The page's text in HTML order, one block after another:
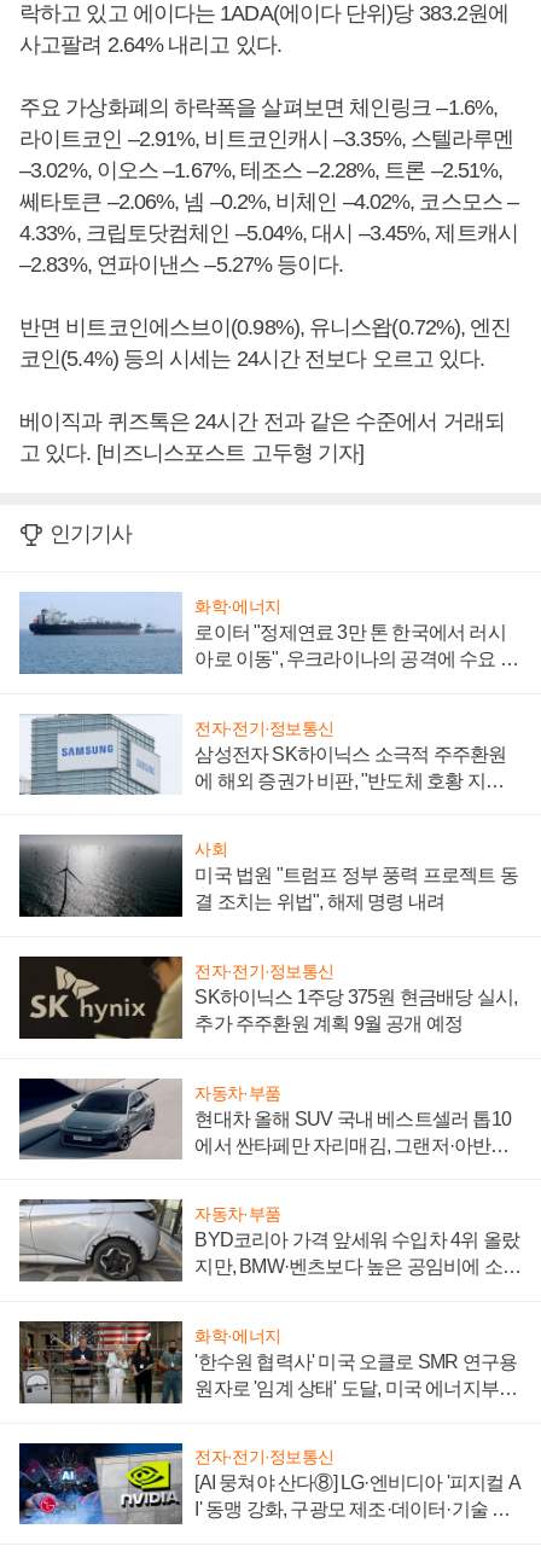
락하고 있고 에이다는 1ADA(에이다 단위)당 383.2원에
사고팔려 2.64% 내리고 있다.
주요 가상화폐의 하락폭을 살펴보면 체인링크 –1.6%,
라이트코인 –2.91%, 비트코인캐시 –3.35%, 스텔라루멘
–3.02%, 이오스 –1.67%, 테조스 –2.28%, 트론 –2.51%,
쎄타토큰 –2.06%, 넴 –0.2%, 비체인 –4.02%, 코스모스 –
4.33%, 크립토닷컴체인 –5.04%, 대시 –3.45%, 제트캐시
–2.83%, 연파이낸스 –5.27% 등이다.
반면 비트코인에스브이(0.98%), 유니스왑(0.72%), 엔진
코인(5.4%) 등의 시세는 24시간 전보다 오르고 있다.
베이직과 퀴즈톡은 24시간 전과 같은 수준에서 거래되
고 있다. [비즈니스포스트 고두형 기자]
인기기사
화학·에너지
로이터 "정제연료 3만 톤 한국에서 러시
아로 이동", 우크라이나의 공격에 수요 늘
전자·전기·정보통신
삼성전자 SK하이닉스 소극적 주주환원
에 해외 증권가 비판, "반도체 호황 지속
사회
미국 법원 "트럼프 정부 풍력 프로젝트 동
결 조치는 위법", 해제 명령 내려
전자·전기·정보통신
SK하이닉스 1주당 375원 현금배당 실시,
추가 주주환원 계획 9월 공개 예정
자동차·부품
현대차 올해 SUV 국내 베스트셀러 톱10
에서 싼타페만 자리매김, 그랜저·아반떼
자동차·부품
BYD코리아 가격 앞세워 수입차 4위 올랐
지만, BMW·벤츠보다 높은 공임비에 소비
화학·에너지
'한수원 협력사' 미국 오클로 SMR 연구용
원자로 '임계 상태' 도달, 미국 에너지부
전자·전기·정보통신
[AI 뭉쳐야 산다⑧] LG·엔비디아 '피지컬 A
I' 동맹 강화, 구광모 제조·데이터·기술 결